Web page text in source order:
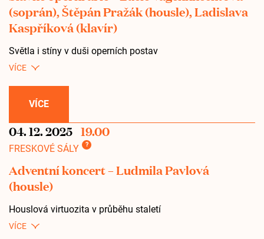
(soprán), Štěpán Pražák (housle), Ladislava
Kaspříková (klavír)
Světla i stíny v duši operních postav
VÍCE
04. 12. 2025 19.00
FRESKOVÉ SÁLY ?
Adventní koncert – Ludmila Pavlová
(housle)
Houslová virtuozita v průběhu staletí